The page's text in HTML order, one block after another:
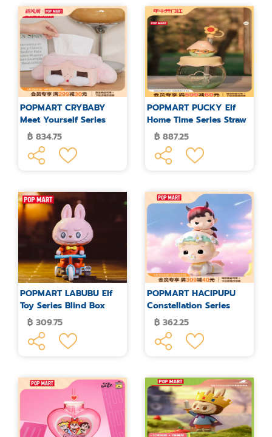
POPMART CRYBABY
Meet Yourself Series
Tissue Paper
฿ 834.75
POPMART PUCKY Elf
Home Time Series Straw
Cup
฿ 887.25
POPMART LABUBU Elf
Toy Series Blind Box
฿ 309.75
POPMART HACIPUPU
Constellation Series
Figure Blind Box
฿ 362.25